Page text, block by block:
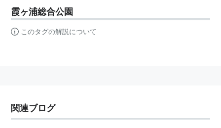
霞ヶ浦総合公園
このタグの解説について
関連ブログ